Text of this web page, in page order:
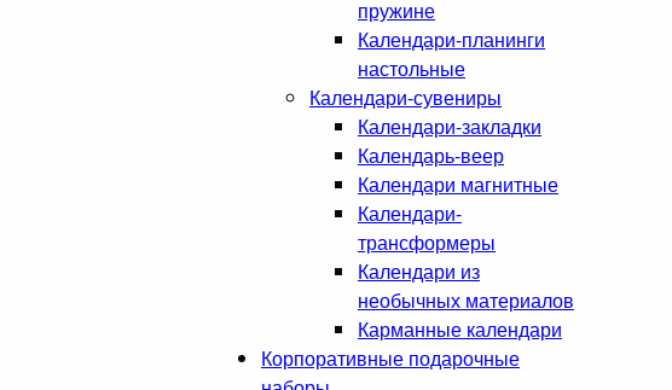
пружине
Календари-планинги
настольные
Календари-сувениры
Календари-закладки
Календарь-веер
Календари магнитные
Календари-
трансформеры
Календари из
необычных материалов
Карманные календари
Корпоративные подарочные